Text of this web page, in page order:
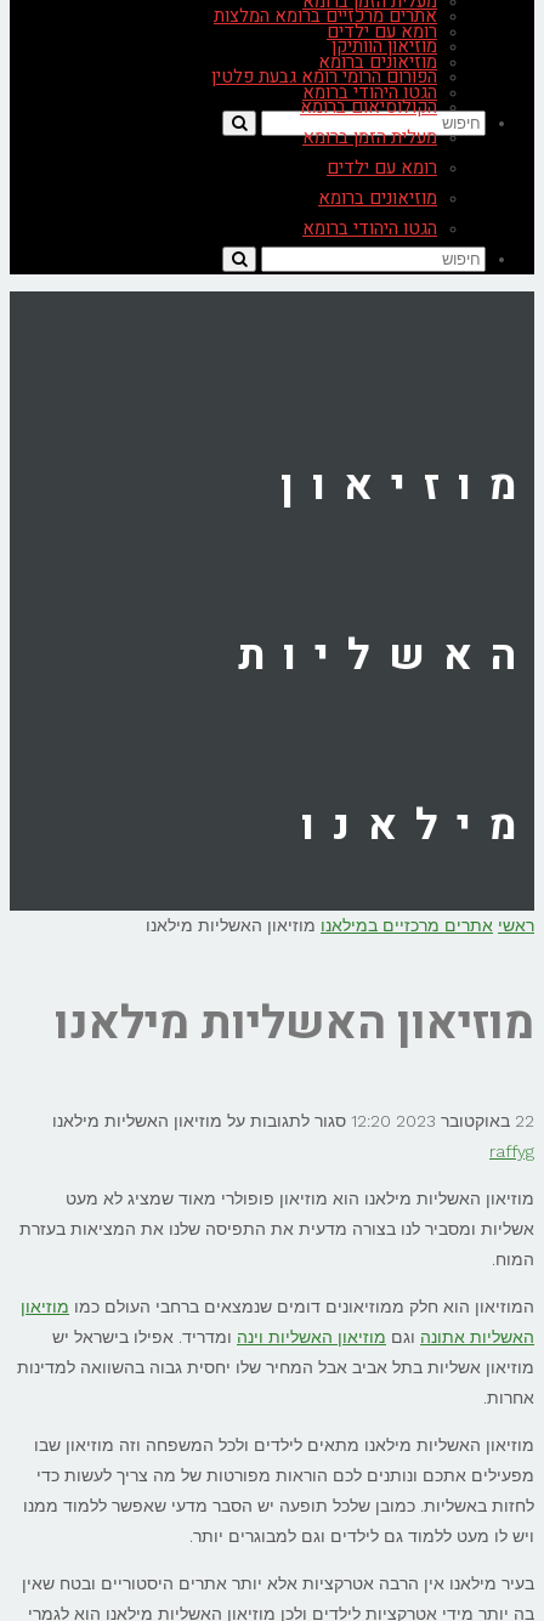
רומא עם ילדים
מוזיאונים ברומא
הגטו היהודי ברומא
אתרים מרכזיים ברומא המלצות
מוזיאון הוותיקן
הפורום הרומי רומא גבעת פלטין
הקולוסיאום ברומא
מעלית הזמן ברומא
רומא עם ילדים
מוזיאונים ברומא
הגטו היהודי ברומא
מוזיאון
האשליות
מילאנו
ראשי אתרים מרכזיים במילאנו מוזיאון האשליות מילאנו
מוזיאון האשליות מילאנו
22 באוקטובר 2023 12:20 סגור לתגובות על מוזיאון האשליות מילאנו
raffyg
מוזיאון האשליות מילאנו הוא מוזיאון פופולרי מאוד שמציג לא מעט
אשליות ומסביר לנו בצורה מדעית את התפיסה שלנו את המציאות בעזרת
המוח.
המוזיאון הוא חלק ממוזיאונים דומים שנמצאים ברחבי העולם כמו מוזיאון
האשליות אתונה וגם מוזיאון האשליות וינה ומדריד. אפילו בישראל יש
מוזיאון אשליות בתל אביב אבל המחיר שלו יחסית גבוה בהשוואה למדינות
אחרות.
מוזיאון האשליות מילאנו מתאים לילדים ולכל המשפחה וזה מוזיאון שבו
מפעילים אתכם ונותנים לכם הוראות מפורטות של מה צריך לעשות כדי
לחזות באשליות. כמובן שלכל תופעה יש הסבר מדעי שאפשר ללמוד ממנו
ויש לו מעט ללמוד גם לילדים וגם למבוגרים יותר.
בעיר מילאנו אין הרבה אטרקציות אלא יותר אתרים היסטוריים ובטח שאין
בה יותר מידי אטרקציות לילדים ולכן מוזיאון האשליות מילאנו הוא לגמרי